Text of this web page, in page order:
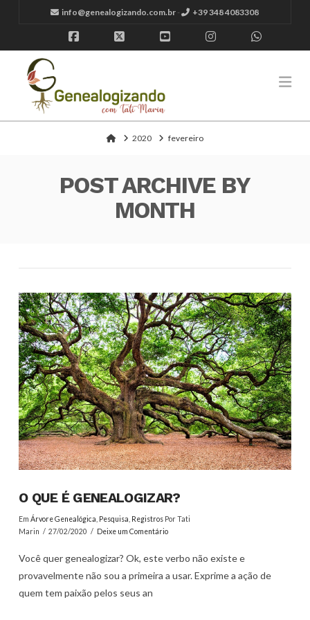
info@genealogizando.com.br - +39 348 4083308
FacebookX YouTubeInstagram
Home2020 fevereiro
POST ARCHIVE BY
MONTH
O QUE É GENEALOGIZAR?
Em Árvore Genealógica Pesquisa RegistrosPor Tati
Marin
27/02/2020 Deixe um Comentário
Você quer genealogizar? Ok, este verbo não existe e
provavelmente não sou a primeira a usar. Exprime a ação de
quem tem paixão pelos seus an